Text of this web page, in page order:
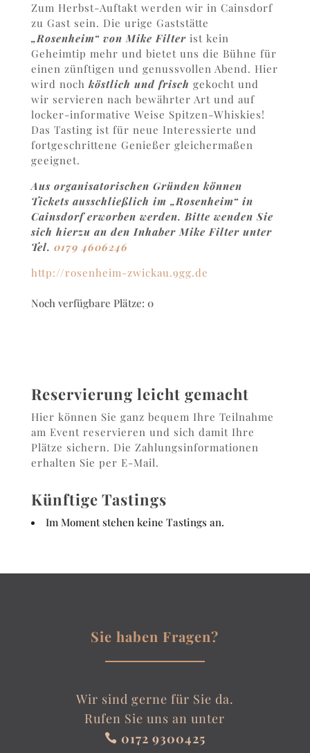
Zum Herbst-Auftakt werden wir in Cainsdorf
zu Gast sein. Die urige Gaststätte
„Rosenheim“ von Mike Filter ist kein
Geheimtip mehr und bietet uns die Bühne für
einen zünftigen und genussvollen Abend. Hier
wird noch köstlich und frisch gekocht und
wir servieren nach bewährter Art und auf
locker-informative Weise Spitzen-Whiskies!
Das Tasting ist für neue Interessierte und
fortgeschrittene Genießer gleichermaßen
geeignet.
Aus organisatorischen Gründen können
Tickets ausschließlich im „Rosenheim“ in
Cainsdorf erworben werden. Bitte wenden Sie
sich hierzu an den Inhaber Mike Filter unter
Tel. 0179 4606246
http://rosenheim-zwickau.9gg.de
Noch verfügbare Plätze: 0
Reservierung leicht gemacht
Hier können Sie ganz bequem Ihre Teilnahme
am Event reservieren und sich damit Ihre
Plätze sichern. Die Zahlungsinformationen
erhalten Sie per E-Mail.
Künftige Tastings
Im Moment stehen keine Tastings an.
Sie haben Fragen?
Wir sind gerne für Sie da.
Rufen Sie uns an unter
 0172 9300425